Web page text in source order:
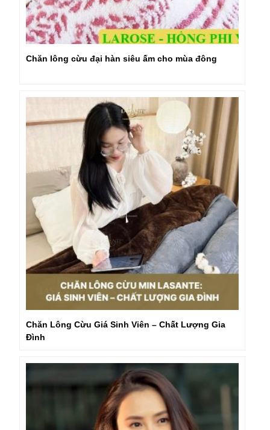
Chăn lông cừu đại hàn siêu ấm cho mùa đông
Chăn Lông Cừu Giá Sinh Viên – Chất Lượng Gia
Đình